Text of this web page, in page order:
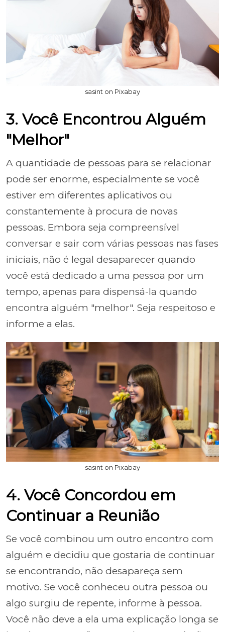
sasint on Pixabay
3. Você Encontrou Alguém
"Melhor"
A quantidade de pessoas para se relacionar
pode ser enorme, especialmente se você
estiver em diferentes aplicativos ou
constantemente à procura de novas
pessoas. Embora seja compreensível
conversar e sair com várias pessoas nas fases
iniciais, não é legal desaparecer quando
você está dedicado a uma pessoa por um
tempo, apenas para dispensá-la quando
encontra alguém "melhor". Seja respeitoso e
informe a elas.
sasint on Pixabay
4. Você Concordou em
Continuar a Reunião
Se você combinou um outro encontro com
alguém e decidiu que gostaria de continuar
se encontrando, não desapareça sem
motivo. Se você conheceu outra pessoa ou
algo surgiu de repente, informe à pessoa.
Você não deve a ela uma explicação longa se